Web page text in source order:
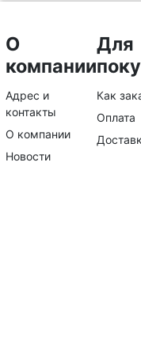
О
компании
Адрес и
контакты
О компании
Новости
Для
Как
Оплата